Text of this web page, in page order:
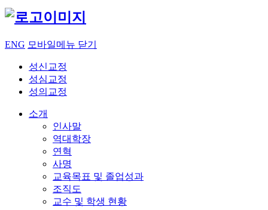
ENG 모바일메뉴 닫기
성신교정
성심교정
성의교정
소개
인사말
역대학장
연혁
사명
교육목표 및 졸업성과
조직도
교수 및 학생 현황